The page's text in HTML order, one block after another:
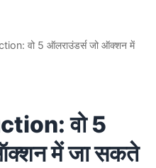
वो 5 ऑलराउंडर्स जो ऑक्शन में
वो 5
में जा सकते